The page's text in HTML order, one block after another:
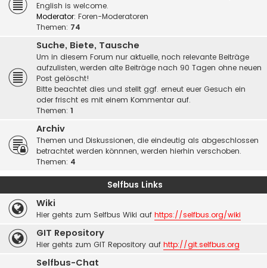
English is welcome.
Moderator: Foren-Moderatoren
Themen: 74
Suche, Biete, Tausche
Um in diesem Forum nur aktuelle, noch relevante Beiträge
aufzulisten, werden alte Beiträge nach 90 Tagen ohne neuen
Post gelöscht!
Bitte beachtet dies und stellt ggf. erneut euer Gesuch ein
oder frischt es mit einem Kommentar auf.
Themen: 1
Archiv
Themen und Diskussionen, die eindeutig als abgeschlossen
betrachtet werden könnnen, werden hierhin verschoben.
Themen: 4
Selfbus Links
Wiki
Hier gehts zum Selfbus Wiki auf https://selfbus.org/wiki
GIT Repository
Hier gehts zum GIT Repository auf http://git.selfbus.org
Selfbus-Chat